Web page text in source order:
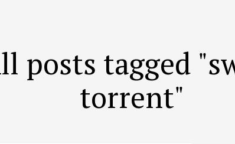
posts tagged
torrent"